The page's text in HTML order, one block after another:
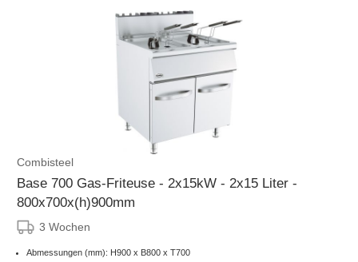
Combisteel
Base 700 Gas-Friteuse - 2x15kW - 2x15 Liter -
800x700x(h)900mm
3 Wochen
Abmessungen (mm): H900 x B800 x T700